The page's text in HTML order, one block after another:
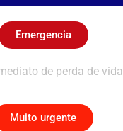
Emergencia
de perda de vida
Muito urgente